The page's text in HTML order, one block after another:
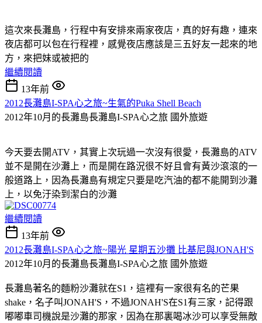
這次來長灘島，行程中有安排來兩家夜店，真的好有趣，連來
夜店都可以包在行程裡，感覺夜店應該是三五好友一起來的地
方，來把妹或被把的
繼續閱讀
13年前
2012長灘島I-SPA心之旅~生氣的Puka Shell Beach
2012年10月的長灘島長灘島I-SPA心之旅 國外旅遊
今天要去開ATV，其實上次玩過一次沒有很愛，長灘島的ATV
並不是開在沙灘上，而是開在路況很不好且會有黃沙滾滾的一
般道路上，因為長灘島有規定只要是吃汽油的都不能開到沙灘
上，以免汙染到潔白的沙灘
繼續閱讀
13年前
2012長灘島I-SPA心之旅~陽光 星期五沙攤 比基尼與JONAH'S
2012年10月的長灘島長灘島I-SPA心之旅 國外旅遊
長灘島著名的麵粉沙灘就在S1，這裡有一家很有名的芒果
shake，名子叫JONAH'S，不過JONAH'S在S1有三家，記得跟
嘟嘟車司機說是沙灘的那家，因為在那裏喝冰沙可以享受無敵